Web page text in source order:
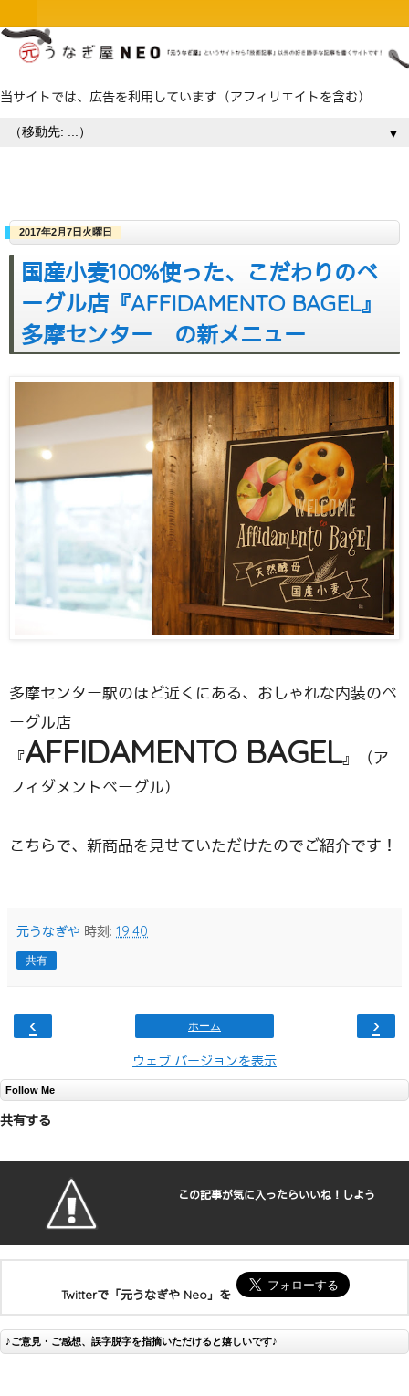
当サイトでは、広告を利用しています（アフィリエイトを含む）
▼
2017年2月7日火曜日
国産小麦100%使った、こだわりのベ
ーグル店『AFFIDAMENTO BAGEL』
多摩センター の新メニュー
多摩センター駅のほど近くにある、おしゃれな内装のベ
ーグル店
『AFFIDAMENTO BAGEL』（ア
フィダメントベーグル）
こちらで、新商品を見せていただけたのでご紹介です！
元うなぎや 時刻: 19:40
共有
‹ ›
ホーム
ウェブ バージョンを表示
Follow Me
共有する
この記事が気に入ったらいいね！しよう
Twitterで「元うなぎや Neo」を
♪ご意見・ご感想、誤字脱字を指摘いただけると嬉しいです♪